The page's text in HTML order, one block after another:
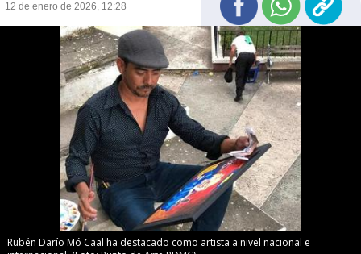
12 de enero de 2026, 12:28
Rubén Darío Mó Caal ha destacado como artista a nivel nacional e